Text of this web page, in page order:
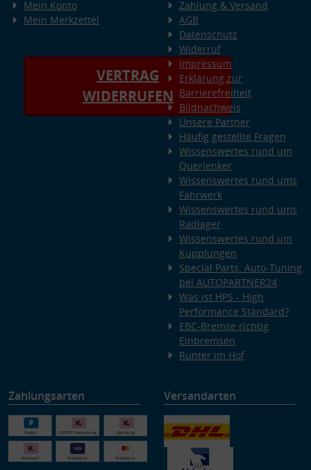
Mein Konto
Mein Merkzettel
VERTRAG
WIDERRUFEN
Zahlung & Versand
AGB
Datenschutz
Widerruf
Impressum
Erklärung zur
Barrierefreiheit
Bildnachweis
Unsere Partner
Häufig gestellte Fragen
Wissenswertes rund um
Querlenker
Wissenswertes rund ums
Fahrwerk
Wissenswertes rund ums
Radlager
Wissenswertes rund um
Kupplungen
Special Parts: Auto-Tuning
bei AUTOPARTNER24
Was ist HPS - High
Performance Standard?
EBC-Bremse richtig
Einbremsen
Runter im Hof
Zahlungsarten Versandarten